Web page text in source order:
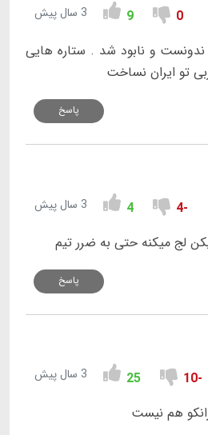
0
9 3 سال پیش
و نابود شد . ستاره هایی
تو ایران نساخت
پاسخ
-4
4 3 سال پیش
لج میکنه حتی به ضرر تیم
پاسخ
-10
25 3 سال پیش
هم نیست